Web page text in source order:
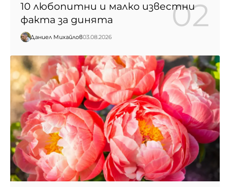
10 любопитни и малко известни
факта за динята
Даниел Михайлов03.08.2026